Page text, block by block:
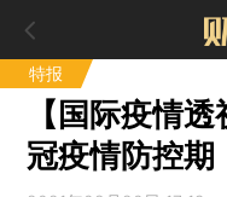
特报
【国际疫情
冠疫情防控期